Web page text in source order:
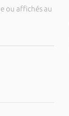
ou affichés au